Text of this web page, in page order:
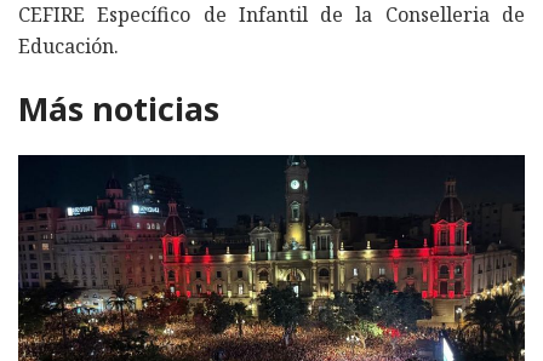
CEFIRE Específico de Infantil de la Conselleria de
Educación.
Más noticias